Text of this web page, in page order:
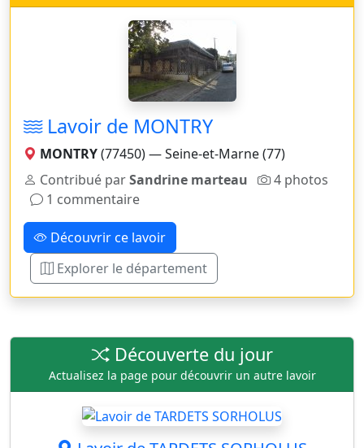
Lavoir de MONTRY
MONTRY(77450) — Seine-et-Marne (77)
Contribué parSandrine marteau
4 photos
1 commentaire
Découvrir ce lavoir
Explorer le département
Découverte du jour
Actualisez la page pour découvrir un autre lavoir